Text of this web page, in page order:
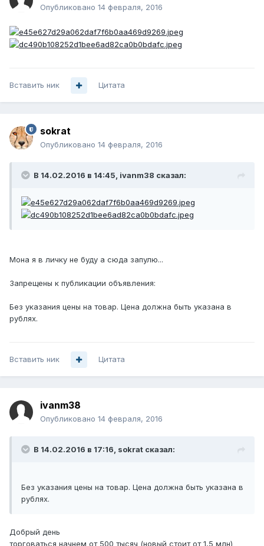
Опубликовано 14 февраля, 2016
Вставить ник Цитата
sokrat
Опубликовано 14 февраля, 2016
В 14.02.2016 в 14:45, ivanm38 сказал:
Мона я в личку не буду а сюда запулю...
Запрещены к публикации объявления:
Без указания цены на товар. Цена должна быть указана в
рублях.
Вставить ник Цитата
ivanm38
Опубликовано 14 февраля, 2016
В 14.02.2016 в 17:16, sokrat сказал:
Без указания цены на товар. Цена должна быть указана в
рублях.
Добрый день
торговаться начнем от 500 тысяч (новый стоит от 1,5 млн)